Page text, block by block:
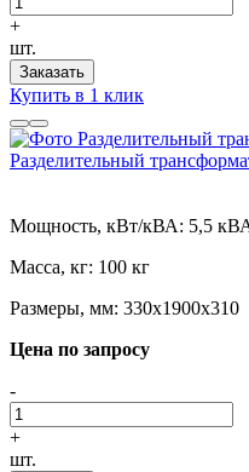
+
шт.
Заказать
Купить в 1 клик
Разделительный
Мощность, кВт/кВА: 5,5
Масса, кг: 100 кг
Размеры, мм: 330х1900х310
Цена по запросу
-
+
шт.